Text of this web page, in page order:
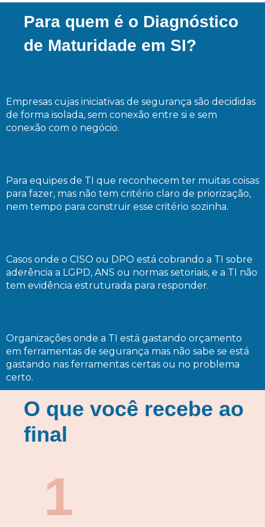
Para quem é o Diagnóstico
de Maturidade em SI?
Empresas cujas iniciativas de segurança são decididas
de forma isolada, sem conexão entre si e sem
conexão com o negócio.
Para equipes de TI que reconhecem ter muitas coisas
para fazer, mas não tem critério claro de priorização,
nem tempo para construir esse critério sozinha.
Casos onde o CISO ou DPO está cobrando a TI sobre
aderência a LGPD, ANS ou normas setoriais, e a TI não
tem evidência estruturada para responder.
Organizações onde a TI está gastando orçamento
em ferramentas de segurança mas não sabe se está
gastando nas ferramentas certas ou no problema
certo.
O que você recebe ao
final
1